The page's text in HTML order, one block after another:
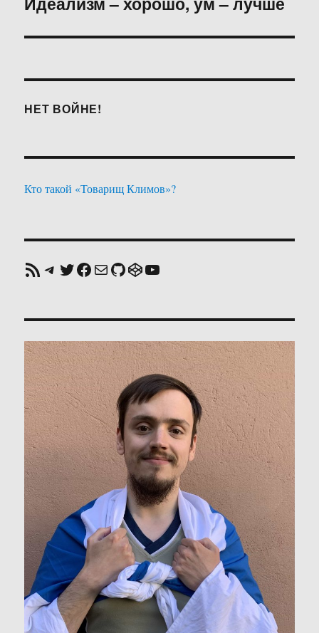
НЕТ ВОЙНЕ!
Кто такой «Товарищ Климов»?
RSS-лентаTelegram
Twitter
Facebook
Почта
GitHub
CodePen
YouTube